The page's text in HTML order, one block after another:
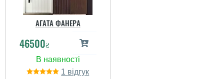
АГАТА ФАНЕРА
46500₴
1